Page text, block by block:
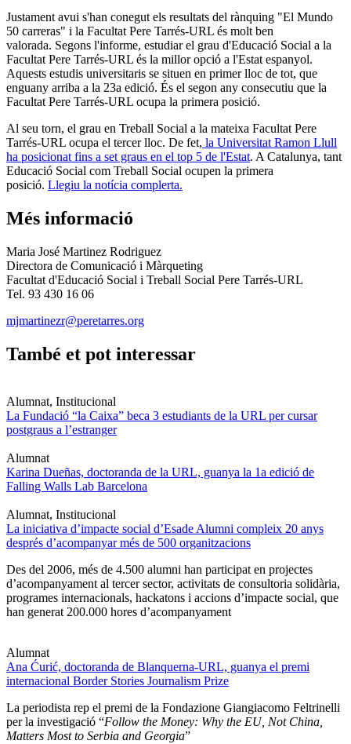
Justament avui s'han conegut els resultats del rànquing "El Mundo
50 carreras" i la Facultat Pere Tarrés-URL és molt ben
valorada. Segons l'informe, estudiar el grau d'Educació Social a la
Facultat Pere Tarrés-URL és la millor opció a l'Estat espanyol.
Aquests estudis universitaris se situen en primer lloc de tot, que
enguany arriba a la 23a edició. És el segon any consecutiu que la
Facultat Pere Tarrés-URL ocupa la primera posició.
Al seu torn, el grau en Treball Social a la mateixa Facultat Pere
Tarrés-URL ocupa el tercer lloc. De fet, la Universitat Ramon Llull
ha posicionat fins a set graus en el top 5 de l'Estat. A Catalunya, tant
Educació Social com Treball Social ocupen la primera
posició. Llegiu la notícia complerta.
Més informació
Maria José Martinez Rodriguez
Directora de Comunicació i Màrqueting
Facultat d'Educació Social i Treball Social Pere Tarrés-URL
Tel. 93 430 16 06
mjmartinezr@peretarres.org
També et pot interessar
Alumnat, Institucional
La Fundació “la Caixa” beca 3 estudiants de la URL per cursar
postgraus a l’estranger
Alumnat
Karina Dueñas, doctoranda de la URL, guanya la 1a edició de
Falling Walls Lab Barcelona
Alumnat, Institucional
La iniciativa d’impacte social d’Esade Alumni compleix 20 anys
després d’acompanyar més de 500 organitzacions
Des del 2006, més de 4.500 alumni han participat en projectes
d’acompanyament al tercer sector, activitats de consultoria solidària,
programes internacionals, hackatons i accions d’impacte social, que
han generat 200.000 hores d’acompanyament
Alumnat
Ana Ćurić, doctoranda de Blanquerna-URL, guanya el premi
internacional Border Stories Journalism Prize
La periodista rep el premi de la Fondazione Giangiacomo Feltrinelli
per la investigació “Follow the Money: Why the EU, Not China,
Matters Most to Serbia and Georgia”